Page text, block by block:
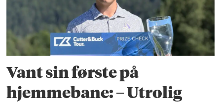
Vant sin første på
hjemmebane: – Utrolig